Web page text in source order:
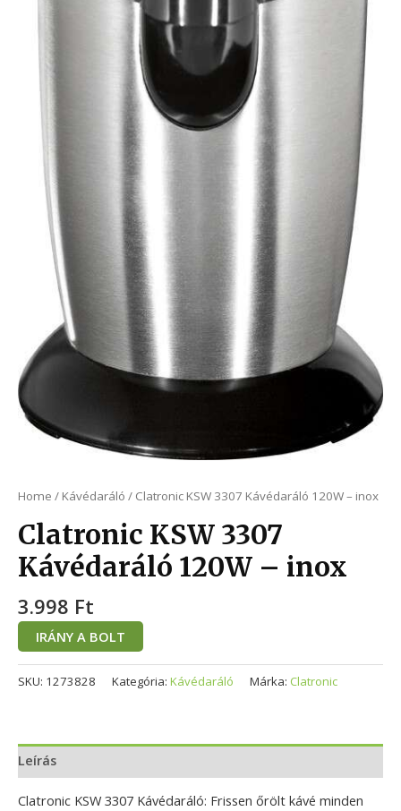
Home / Kávédaráló / Clatronic KSW 3307 Kávédaráló 120W – inox
Clatronic KSW 3307
Kávédaráló 120W – inox
3.998 Ft
IRÁNY A BOLT
SKU: 1273828 Kategória: Kávédaráló Márka: Clatronic
Leírás
Clatronic KSW 3307 Kávédaráló: Frissen őrölt kávé minden